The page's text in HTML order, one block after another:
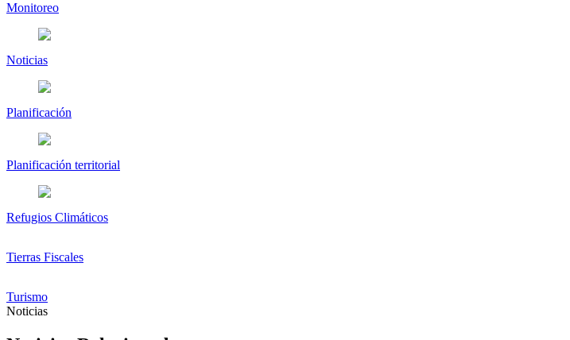
Monitoreo
Noticias
Planificación
Planificación territorial
Refugios Climáticos
Tierras Fiscales
Turismo
Noticias